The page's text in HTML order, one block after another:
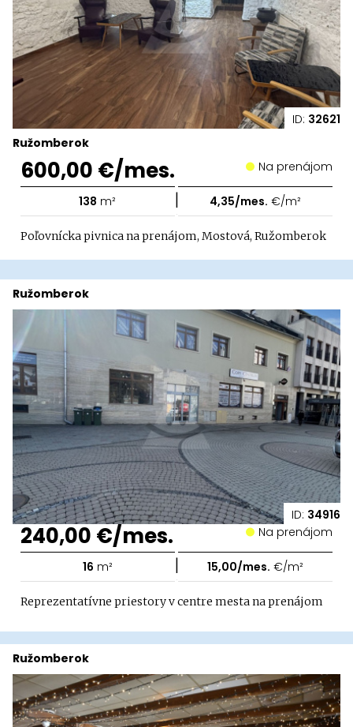
ID: 32621
Ružomberok
600,00 €/mes. Na prenájom
138 m² | 4,35/mes. €/m²
Poľovnícka pivnica na prenájom, Mostová, Ružomberok
ID: 34916
Ružomberok
240,00 €/mes. Na prenájom
16 m² | 15,00/mes. €/m²
Reprezentatívne priestory v centre mesta na prenájom
Ružomberok